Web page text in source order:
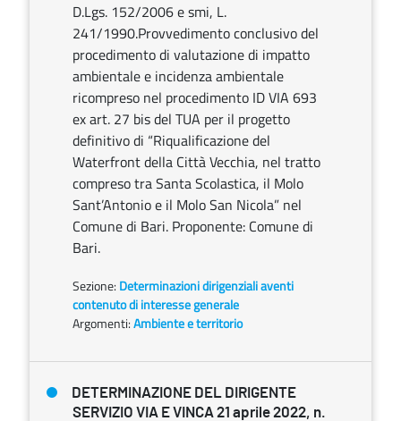
D.Lgs. 152/2006 e smi, L.
241/1990.Provvedimento conclusivo del
procedimento di valutazione di impatto
ambientale e incidenza ambientale
ricompreso nel procedimento ID VIA 693
ex art. 27 bis del TUA per il progetto
definitivo di “Riqualificazione del
Waterfront della Città Vecchia, nel tratto
compreso tra Santa Scolastica, il Molo
Sant’Antonio e il Molo San Nicola” nel
Comune di Bari. Proponente: Comune di
Bari.
Sezione: Determinazioni dirigenziali aventi
contenuto di interesse generale
Argomenti:Ambiente e territorio
DETERMINAZIONE DEL DIRIGENTE
SERVIZIO VIA E VINCA 21 aprile 2022, n.